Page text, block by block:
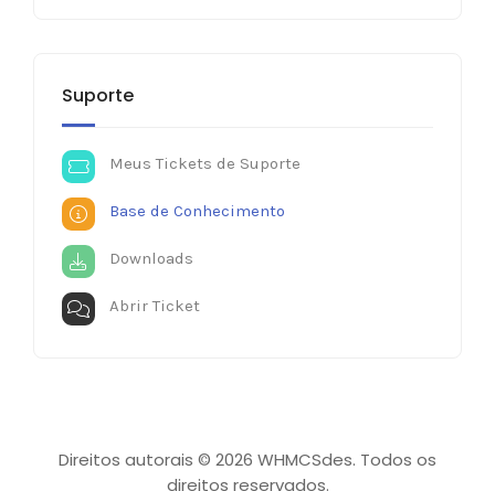
Suporte
Meus Tickets de Suporte
Base de Conhecimento
Downloads
Abrir Ticket
Direitos autorais © 2026 WHMCSdes. Todos os
direitos reservados.